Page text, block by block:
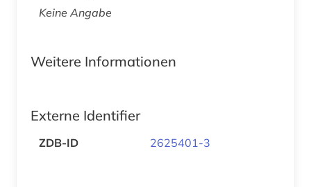
Keine Angabe
Weitere Informationen
Externe Identifier
ZDB-ID 2625401-3